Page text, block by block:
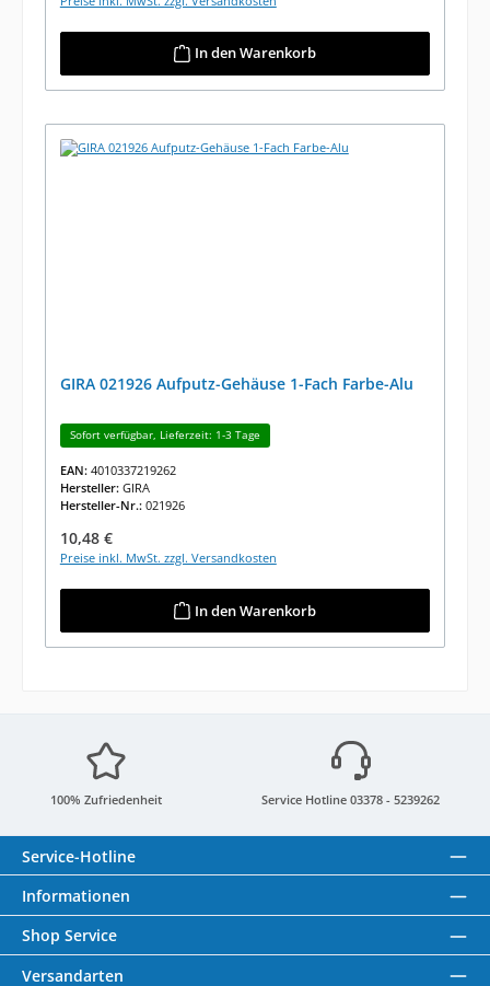
In den Warenkorb
GIRA 021926 Aufputz-Gehäuse 1-Fach Farbe-Alu
Sofort verfügbar, Lieferzeit: 1-3 Tage
EAN: 4010337219262
Hersteller: GIRA
Hersteller-Nr.: 021926
Regulärer Preis:
10,48 €
Preise inkl. MwSt. zzgl. Versandkosten
In den Warenkorb
100% Zufriedenheit Service Hotline 03378 - 5239262
Service-Hotline
Informationen
Shop Service
Versandarten